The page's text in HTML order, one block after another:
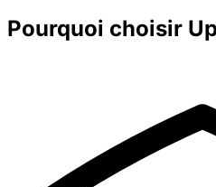
Pourquoi choisir